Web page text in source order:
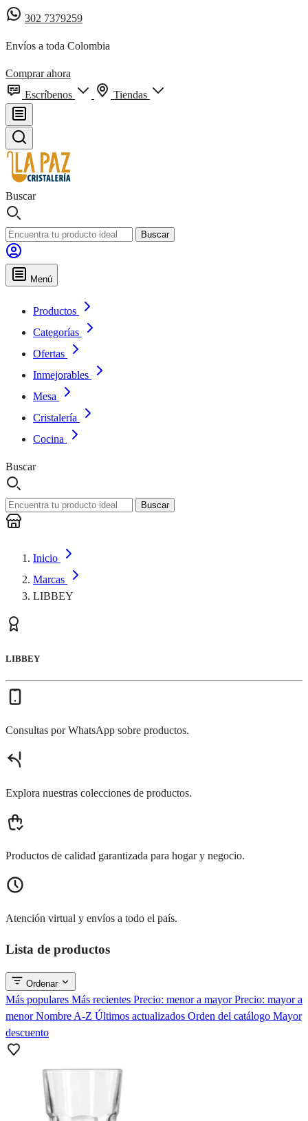
302 7379259
Envíos a toda Colombia
Comprar ahora
Escríbenos
Tiendas
Buscar
Buscar
Menú
Productos
Categorías
Ofertas
Inmejorables
Mesa
Cristalería
Cocina
Buscar
Buscar
Inicio
Marcas
LIBBEY
LIBBEY
Consultas por WhatsApp sobre productos.
Explora nuestras colecciones de productos.
Productos de calidad garantizada para hogar y negocio.
Atención virtual y envíos a todo el país.
Lista de productos
Ordenar
Más populares Más recientes Precio: menor a mayorPrecio: mayor a
menorNombre A-Z Últimos actualizados Orden del catálogo Mayor
descuento